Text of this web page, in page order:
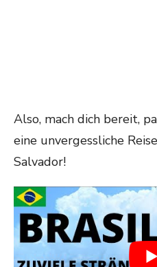
Also, mach dich bereit,
eine unvergessliche
Salvador!